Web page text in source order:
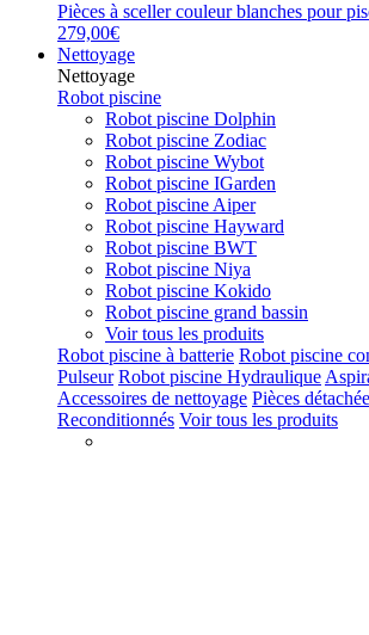
Pièces à sceller couleur blanches pour
279,00€
Nettoyage
Nettoyage
Robot piscine
Robot piscine Dolphin
Robot piscine Zodiac
Robot piscine Wybot
Robot piscine IGarden
Robot piscine Aiper
Robot piscine Hayward
Robot piscine BWT
Robot piscine Niya
Robot piscine Kokido
Robot piscine grand bassin
Voir tous les produits
Robot piscine à batterie Robot piscine
Pulseur Robot piscine Hydraulique
Accessoires de nettoyage Pièces
Reconditionnés Voir tous les produits